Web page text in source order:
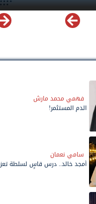
فهمي محمد مارش
الدم المستثمر!
سامي نعمان
أمجد خالد.. درس قاسٍ لسلطة تعز